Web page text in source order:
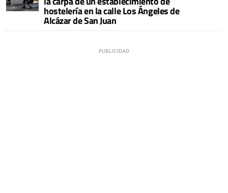
hostelería en la calle Los Ángeles de
Alcázar de San Juan